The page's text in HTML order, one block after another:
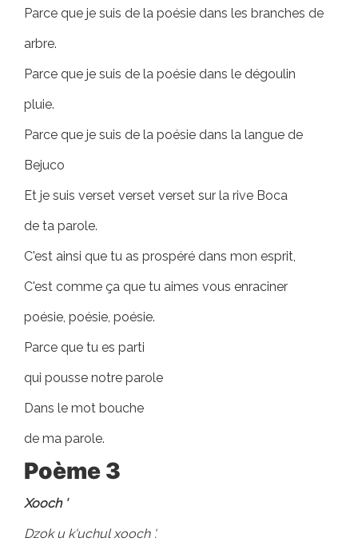
Parce que je suis de la poésie dans les branches de
arbre.
Parce que je suis de la poésie dans le dégoulin
pluie.
Parce que je suis de la poésie dans la langue de
Bejuco
Et je suis verset verset verset sur la rive Boca
de ta parole.
C'est ainsi que tu as prospéré dans mon esprit,
C'est comme ça que tu aimes vous enraciner
poésie, poésie, poésie.
Parce que tu es parti
qui pousse notre parole
Dans le mot bouche
de ma parole.
Poème 3
Xooch '
Dzok u k'uchul xooch '.